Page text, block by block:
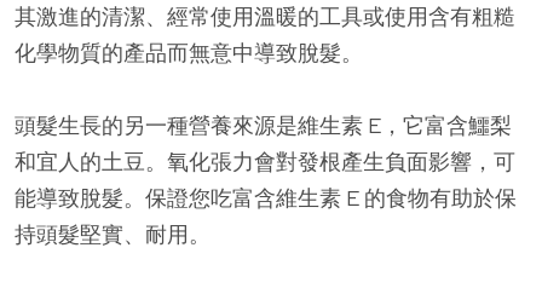
其激進的清潔、經常使用溫暖的工具或使用含有粗糙
化學物質的產品而無意中導致脫髮。
頭髮生長的另一種營養來源是維生素 E，它富含鱷梨
和宜人的土豆。氧化張力會對發根產生負面影響，可
能導致脫髮。保證您吃富含維生素 E 的食物有助於保
持頭髮堅實、耐用。